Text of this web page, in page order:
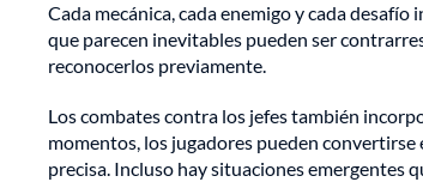
Cada mecánica, cada enemigo y cada
que parecen inevitables pueden ser
reconocerlos previamente.
Los combates contra los jefes también
momentos, los jugadores pueden
precisa. Incluso hay situaciones emergentes